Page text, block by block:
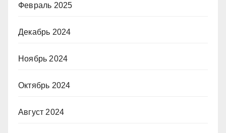
Февраль 2025
Декабрь 2024
Ноябрь 2024
Октябрь 2024
Август 2024